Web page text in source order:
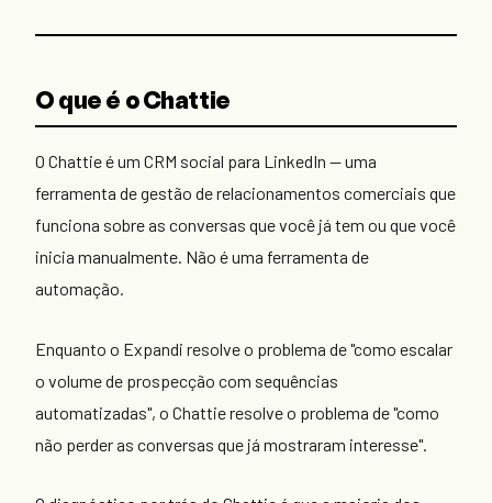
O que é o Chattie
O Chattie é um CRM social para LinkedIn — uma
ferramenta de gestão de relacionamentos comerciais que
funciona sobre as conversas que você já tem ou que você
inicia manualmente. Não é uma ferramenta de
automação.
Enquanto o Expandi resolve o problema de "como escalar
o volume de prospecção com sequências
automatizadas", o Chattie resolve o problema de "como
não perder as conversas que já mostraram interesse".